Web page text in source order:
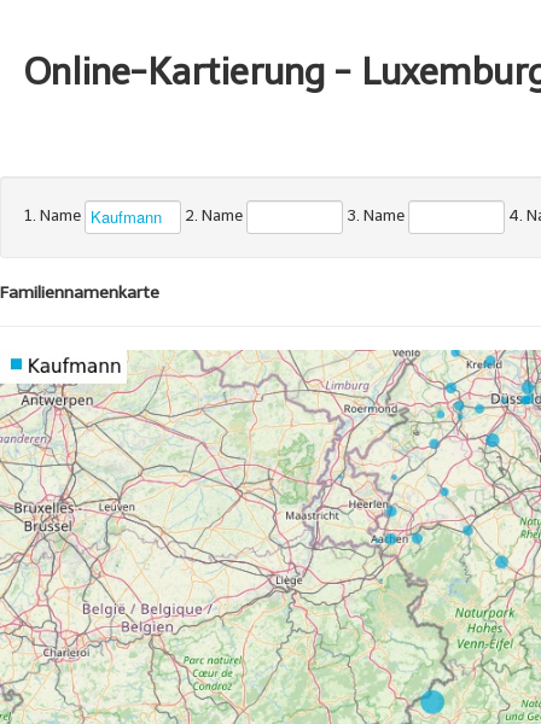
Online-Kartierung -
1. Name 2. Name 3. Name 4.
Familiennamenkarte